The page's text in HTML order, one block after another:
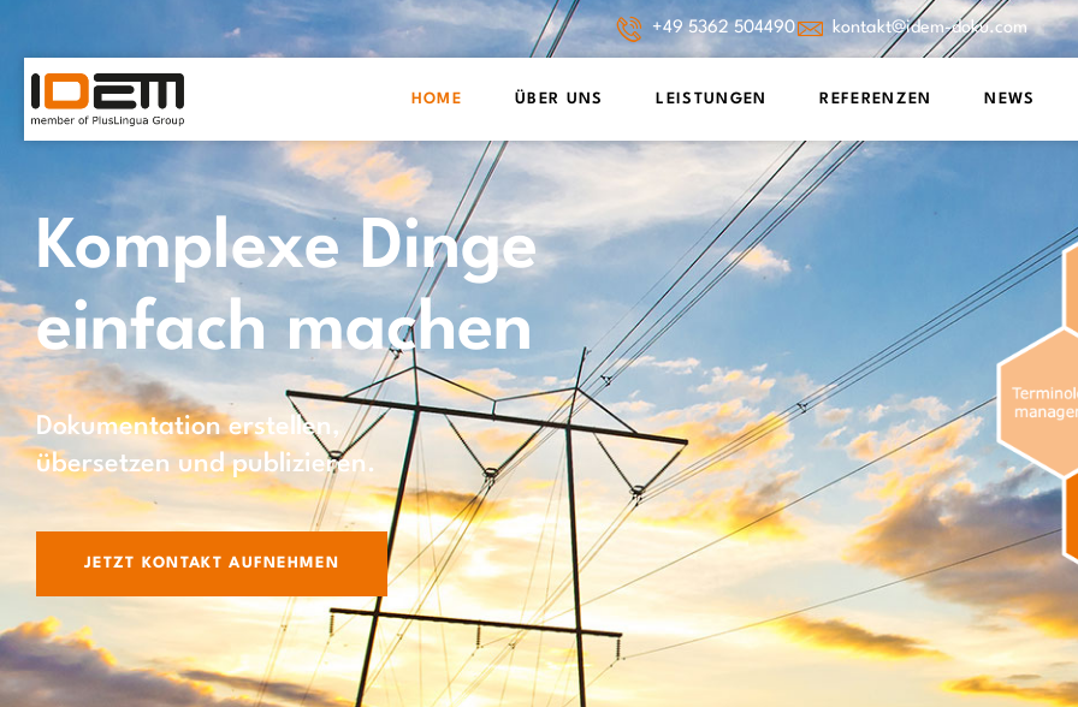
+49 5362 504490 kontakt@idem-doku.com
HOME ÜBER UNS LEISTUNGEN REFERENZEN NEWS
Komplexe Dinge
einfach machen
Dokumentation erstellen,
übersetzen und publizieren.
JETZT KONTAKT AUFNEHMEN